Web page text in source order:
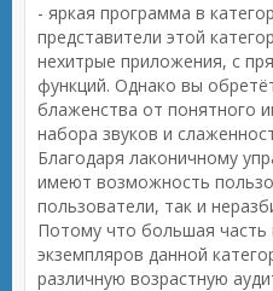
- яркая программа в
представители этой
нехитрые приложения, с
функций. Однако вы
блаженства от понятного
набора звуков и
Благодаря лаконичному
имеют возможность
пользователи, так и
Потому что большая часть
экземпляров данной
различную возрастную